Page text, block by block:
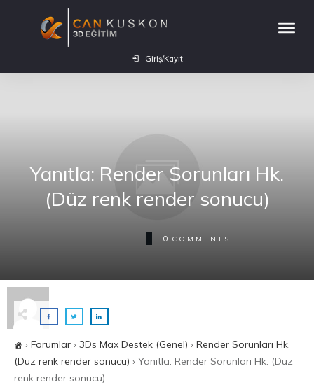
Giriş/Kayıt
Yanıtla: Render Sorunları Hk.
(Düz renk render sonucu)
0 COMMENTS
› Forumlar › 3Ds Max Destek (Genel) › Render Sorunları Hk.
(Düz renk render sonucu) › Yanıtla: Render Sorunları Hk. (Düz
renk render sonucu)